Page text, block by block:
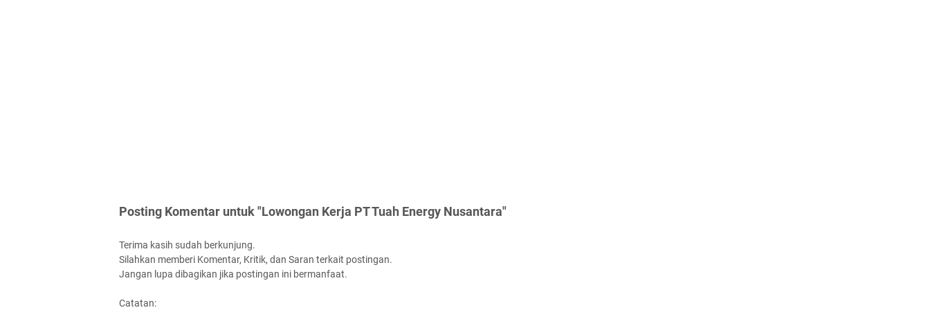
Posting Komentar untuk "Lowongan Kerja PT Tuah Energy Nusantara"
Terima kasih sudah berkunjung.
Silahkan memberi Komentar, Kritik, dan Saran terkait postingan.
Jangan lupa dibagikan jika postingan ini bermanfaat.
Catatan: